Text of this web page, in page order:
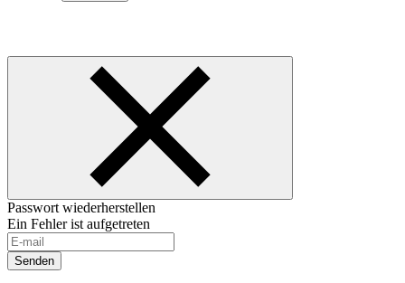
Passwort wiederherstellen
Ein Fehler ist aufgetreten
Senden